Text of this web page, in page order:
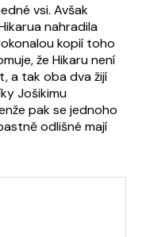
vsi. Avšak
nahradila
kopií toho
že Hikaru není
a tak oba dva žijí
Jošikimu
pak se jednoho
odlišné mají